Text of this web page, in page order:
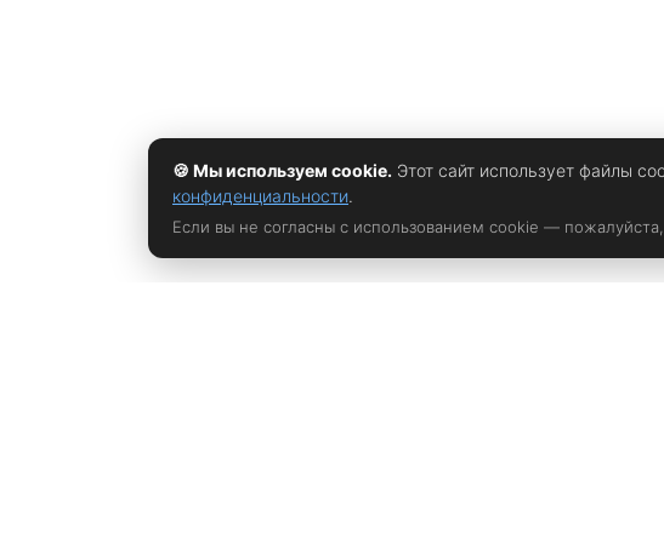
🍪 Мы используем cookie. Этот сайт использует файлы
конфиденциальности.
Если вы не согласны с использованием cookie — пожалуйста,